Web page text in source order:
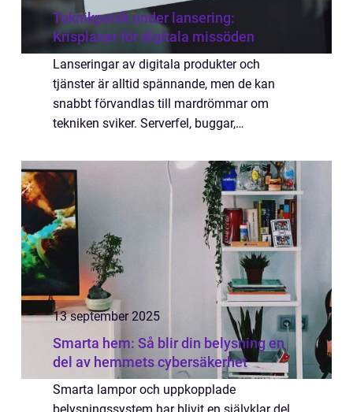
Teknikpanik under lansering:
Krisplaner för digitala missöden
Lanseringar av digitala produkter och
tjänster är alltid spännande, men de kan
snabbt förvandlas till mardrömmar om
tekniken sviker. Serverfel, buggar,
trafiktoppar kan skapa kaos och p&...
13 september 2025
Smarta hem: Så blir din belysning en
del av hemmets cybersäkerhet
Smarta lampor och uppkopplade